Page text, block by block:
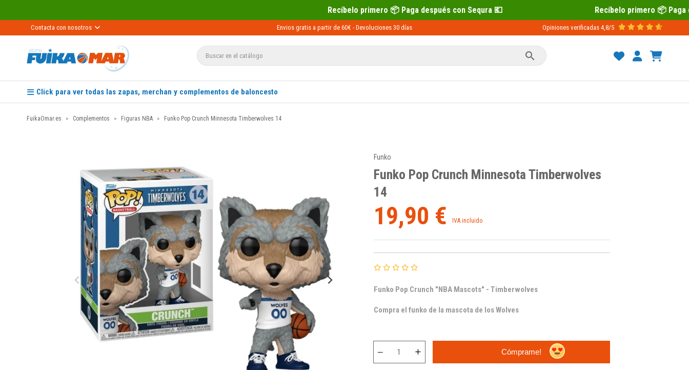
Recíbelo primero 📦 Paga después con Sequra 💶 Recíbelo primero 📦 Paga después con Sequra 💶
Contacta con nosotros Envios gratis a partir de 60€ - Devoluciones 30 días Opiniones verificadas 4,8/5

Click para ver todas las zapas, merchan y complementos de baloncesto
FuikaOmar.es Complementos Figuras NBA Funko Pop Crunch Minnesota Timberwolves 14
Funko
Funko Pop Crunch Minnesota Timberwolves
14
19,90 € IVA incluido
Funko Pop Crunch "NBA Mascots" - Timberwolves
Compra el funko de la mascota de los Wolves
Cómprame!